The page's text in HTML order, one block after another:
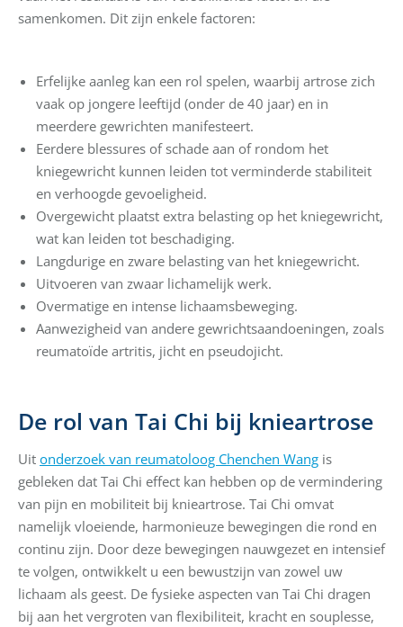
samenkomen. Dit zijn enkele factoren:
Erfelijke aanleg kan een rol spelen, waarbij artrose zich
vaak op jongere leeftijd (onder de 40 jaar) en in
meerdere gewrichten manifesteert.
Eerdere blessures of schade aan of rondom het
kniegewricht kunnen leiden tot verminderde stabiliteit
en verhoogde gevoeligheid.
Overgewicht plaatst extra belasting op het kniegewricht,
wat kan leiden tot beschadiging.
Langdurige en zware belasting van het kniegewricht.
Uitvoeren van zwaar lichamelijk werk.
Overmatige en intense lichaamsbeweging.
Aanwezigheid van andere gewrichtsaandoeningen, zoals
reumatoïde artritis, jicht en pseudojicht.
De rol van Tai Chi bij knieartrose
Uit onderzoek van reumatoloog Chenchen Wang is
gebleken dat Tai Chi effect kan hebben op de vermindering
van pijn en mobiliteit bij knieartrose. Tai Chi omvat
namelijk vloeiende, harmonieuze bewegingen die rond en
continu zijn. Door deze bewegingen nauwgezet en intensief
te volgen, ontwikkelt u een bewustzijn van zowel uw
lichaam als geest. De fysieke aspecten van Tai Chi dragen
bij aan het vergroten van flexibiliteit, kracht en souplesse,